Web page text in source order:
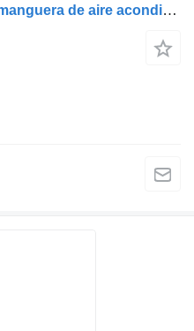
Conductă AC 81512010417 manguera de aire acondicionado para MAN camión